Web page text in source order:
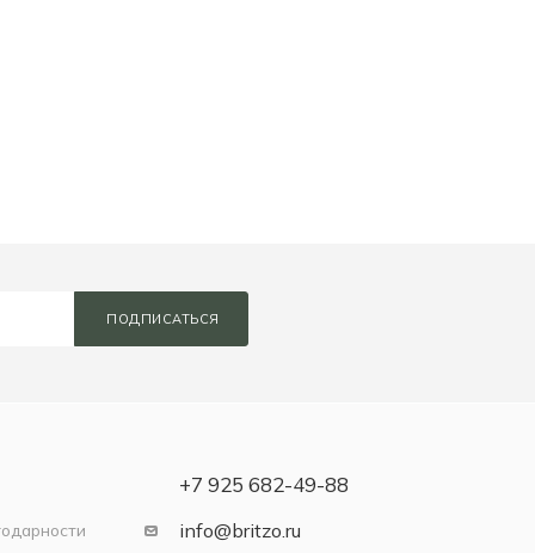
ПОДПИСАТЬСЯ
+7 925 682-49-88
info@britzo.ru